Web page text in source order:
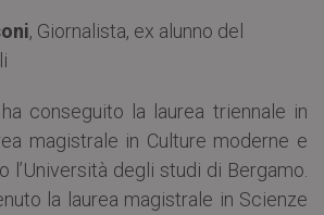
, Giornalista, ex alunno del
ha conseguito la laurea triennale in
magistrale in Culture moderne e
l’Università degli studi di Bergamo.
la laurea magistrale in Scienze